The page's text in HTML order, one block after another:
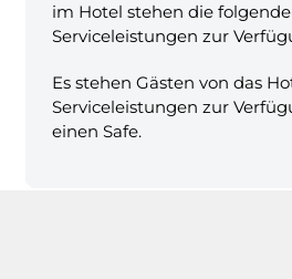
im Hotel stehen die
Serviceleistungen zur
Es stehen Gästen von das
Serviceleistungen zur
einen Safe.